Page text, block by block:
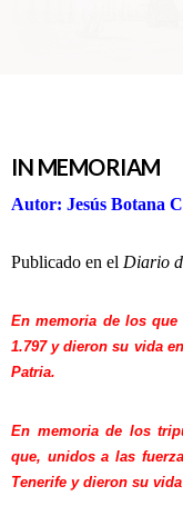
IN MEMORIAM
Autor: Jesús Botana
Publicado en el Diario
En memoria de los
1.797 y dieron su vida
Patria.
En memoria de los
que, unidos a las
Tenerife y dieron su